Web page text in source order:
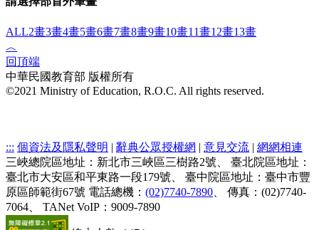
ALL2畫3畫4畫5畫6畫7畫8畫9畫10畫11畫12畫13畫
︿
回頂端
中華民國教育部 版權所有
©2021 Ministry of Education, R.O.C. All rights reserved.
::: 個資法及隱私聲明 | 辭典公眾授權網 | 意見交流 | 網網相連
三峽總院區地址：新北市三峽區三樹路2號、
臺北院區地址：
臺北市大安區和平東路一段179號、
臺中院區地址：臺中市豐
原區師範街67號 電話總機： (02)7740-7890
傳真：(02)7740-
7064、
TANet VoIP：9009-7890